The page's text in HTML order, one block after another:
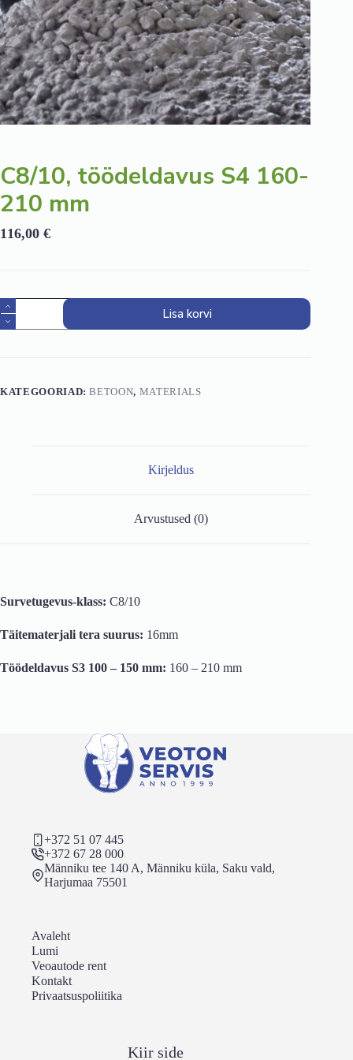
C8/10, töödeldavus S4 160-
210 mm
116,00 €
C8/10,
töödeldavus
S4
Lisa korvi
KATEGOORIAD:BETOON, MATERIALS
Kirjeldus
Arvustused (0)
Survetugevus-klass: C8/10
Täitematerjali tera suurus: 16mm
Töödeldavus S3 100 – 150 mm: 160 – 210 mm
+372 51 07 445
+372 67 28 000
Männiku tee 140 A, Männiku küla, Saku vald,
Harjumaa 75501
Avaleht
Lumi
Veoautode rent
Kontakt
Privaatsuspoliitika
Kiir side